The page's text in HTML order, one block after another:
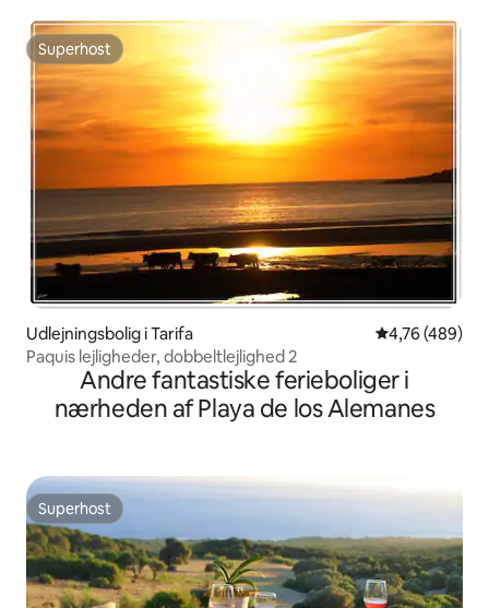
Superhost
Superhost
Udlejningsbolig i Tarifa 4,76 ud af 5 i
4,76 (489)
Paquis lejligheder, dobbeltlejlighed 2
Andre fantastiske ferieboliger i
nærheden af Playa de los Alemanes
Superhost
Superhost